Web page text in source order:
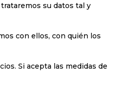
su datos tal y
con ellos, con quién los
Si acepta las medidas de